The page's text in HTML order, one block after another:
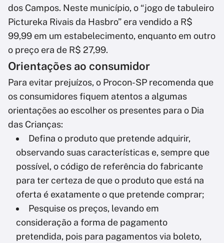
dos Campos. Neste município, o “jogo de tabuleiro
Pictureka Rivais da Hasbro” era vendido a R$
99,99 em um estabelecimento, enquanto em outro
o preço era de R$ 27,99.
Orientações ao consumidor
Para evitar prejuízos, o Procon-SP recomenda que
os consumidores fiquem atentos a algumas
orientações ao escolher os presentes para o Dia
das Crianças:
Defina o produto que pretende adquirir,
observando suas características e, sempre que
possível, o código de referência do fabricante
para ter certeza de que o produto que está na
oferta é exatamente o que pretende comprar;
Pesquise os preços, levando em
consideração a forma de pagamento
pretendida, pois para pagamentos via boleto,